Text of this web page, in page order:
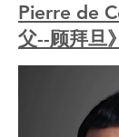
Pierre de
父--顾拜旦